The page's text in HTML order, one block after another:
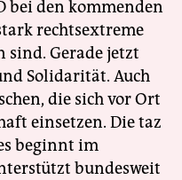
bei den kommenden
rechtsextreme
sind. Gerade jetzt
Solidarität. Auch
die sich vor Ort
einsetzen. Die taz
beginnt im
bundesweit